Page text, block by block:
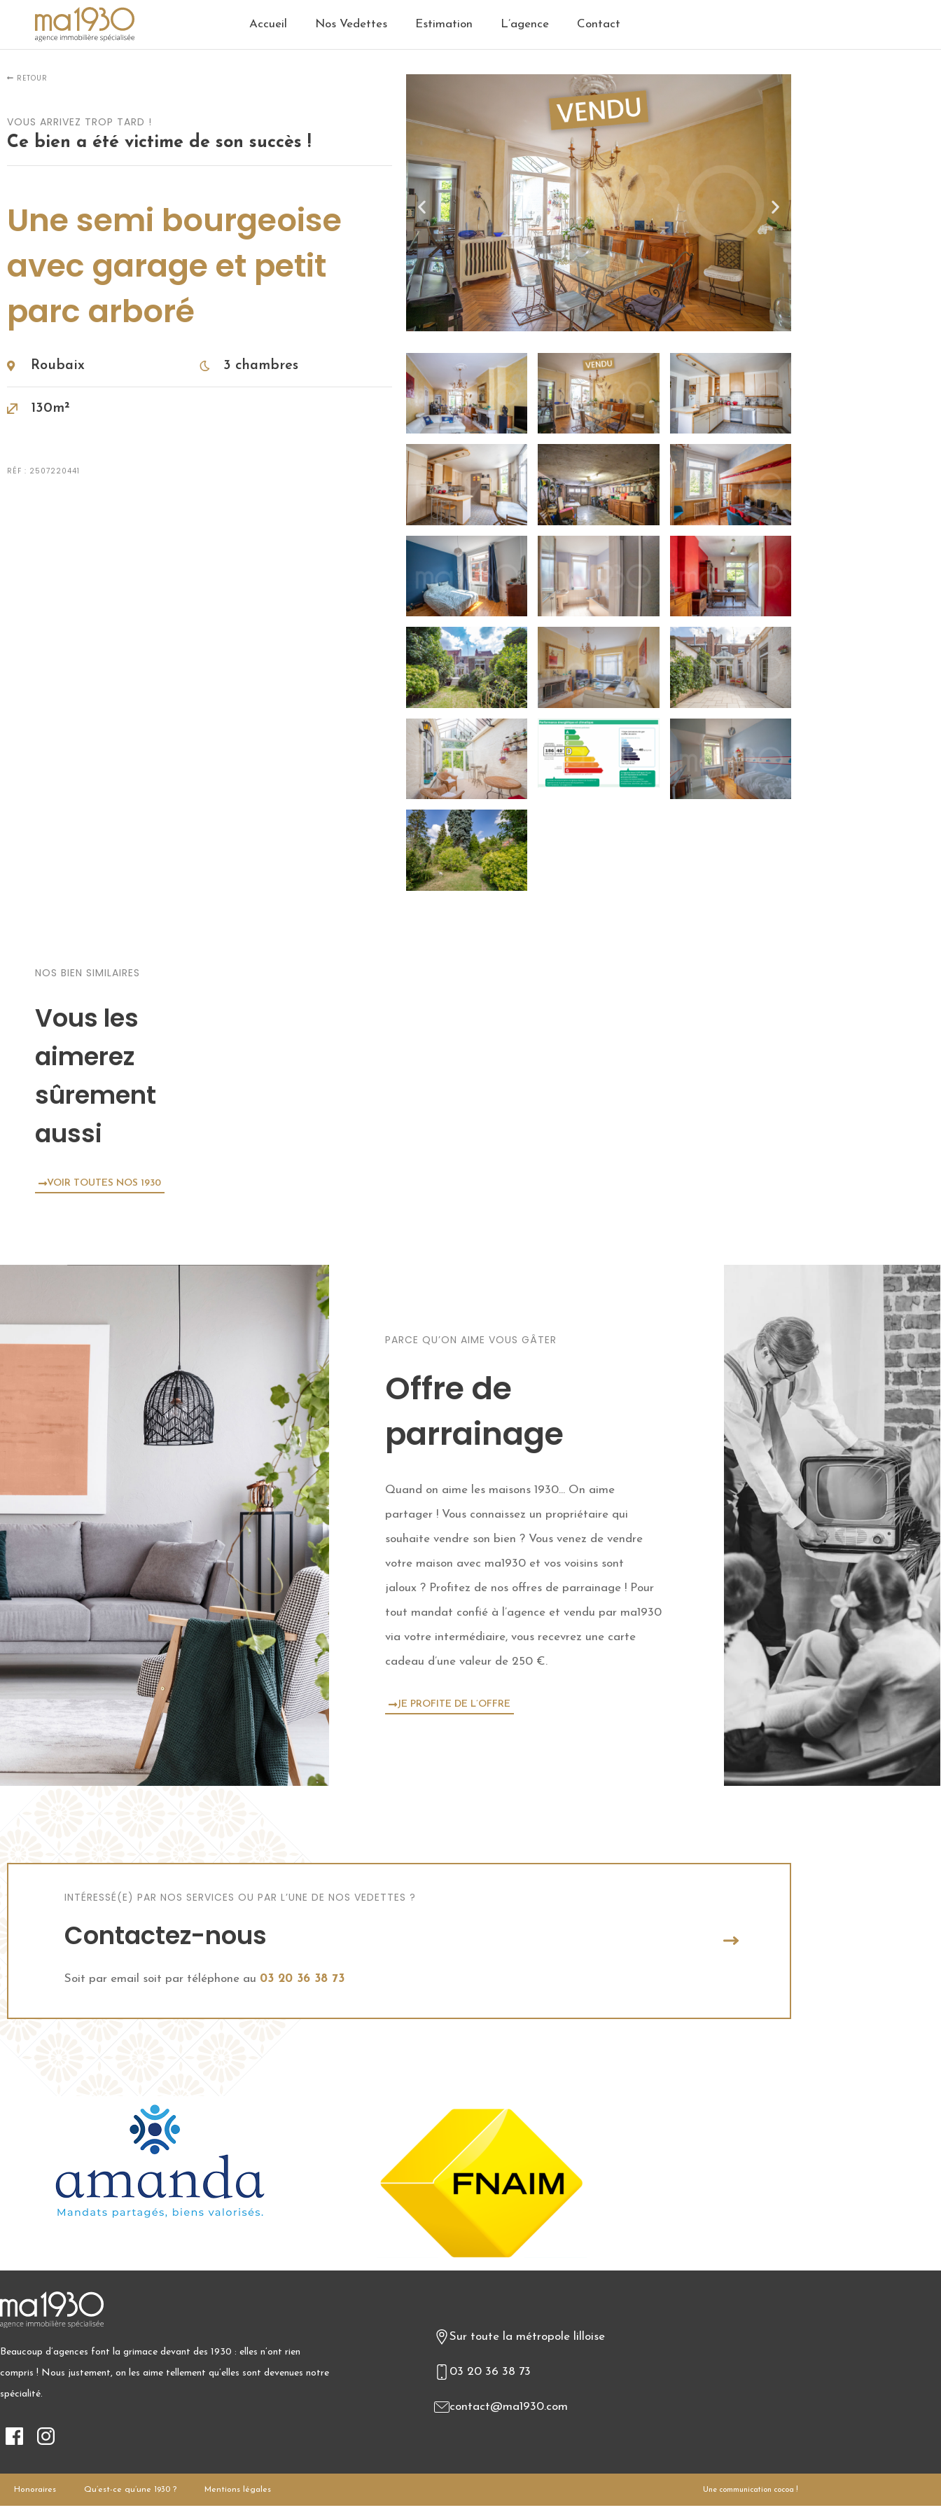
Accueil Nos Vedettes Estimation L’agence Contact
RETOUR
VOUS ARRIVEZ TROP TARD !
Ce bien a été victime de son succès !
Une semi bourgeoise
avec garage et petit
parc arboré
Roubaix 3 chambres
130m²
RÉF : 2507220441
NOS BIEN SIMILAIRES
Vous les
aimerez
sûrement
aussi
VOIR TOUTES NOS 1930
PARCE QU’ON AIME VOUS GÂTER
Offre de
parrainage
Quand on aime les maisons 1930… On aime
partager ! Vous connaissez un propriétaire qui
souhaite vendre son bien ? Vous venez de vendre
votre maison avec ma1930 et vos voisins sont
jaloux ? Profitez de nos offres de parrainage ! Pour
tout mandat confié à l’agence et vendu par ma1930
via votre intermédiaire, vous recevrez une carte
cadeau d’une valeur de 250 €.
JE PROFITE DE L’OFFRE
INTÉRESSÉ(E) PAR NOS SERVICES OU PAR L’UNE DE NOS VEDETTES ?
Contactez-nous
Soit par email soit par téléphone au 03 20 36 38 73
Beaucoup d’agences font la grimace devant des 1930 : elles n’ont rien
compris ! Nous justement, on les aime tellement qu’elles sont devenues notre
spécialité.
Sur toute la métropole lilloise
03 20 36 38 73
contact@ma1930.com
Honoraires Qu’est-ce qu’une 1930 ? Mentions légales Une communication cocoa !